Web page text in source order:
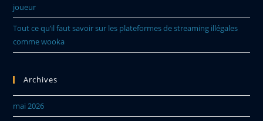
joueur
Tout ce qu’il faut savoir sur les plateformes de streaming illégales
comme wooka
Archives
mai 2026